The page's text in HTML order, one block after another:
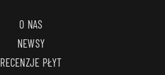
O NAS
NEWSY
RECENZJE PŁYT